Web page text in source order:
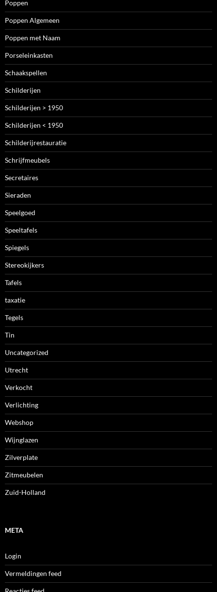
Poppen
Poppen Algemeen
Poppen met Naam
Porseleinkasten
Schaakspellen
Schilderijen
Schilderijen > 1950
Schilderijen < 1950
Schilderijrestauratie
Schrijfmeubels
Secretaires
Sieraden
Speelgoed
Speeltafels
Spiegels
Stereokijkers
Tafels
taxatie
Tegels
Tin
Uncategorized
Utrecht
Verkocht
Verlichting
Webshop
Wijnglazen
Zilverplate
Zitmeubelen
Zuid-Holland
META
Login
Vermeldingen feed